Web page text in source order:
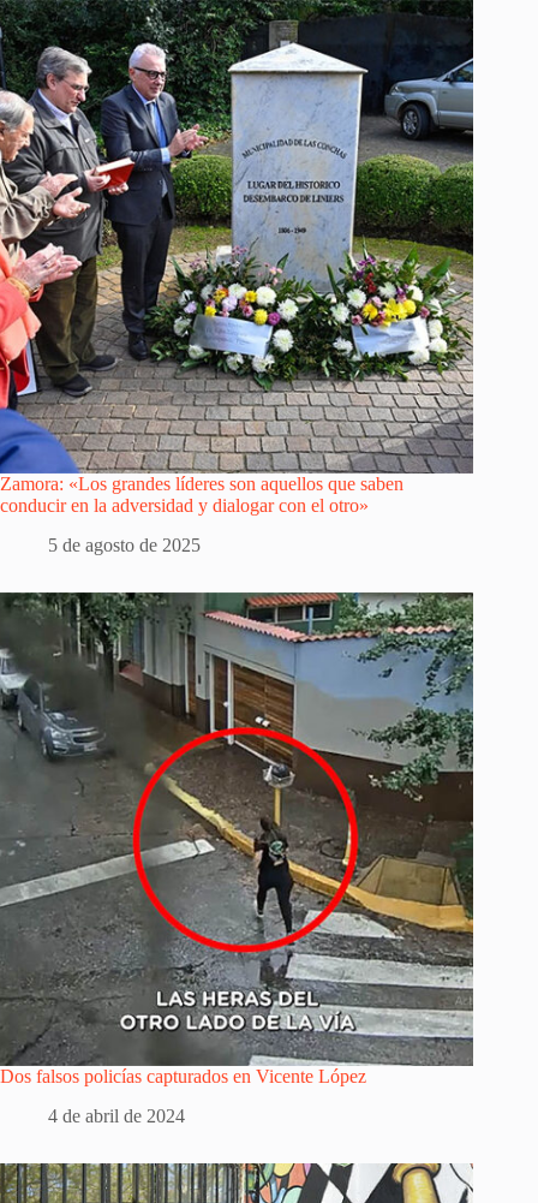
Zamora: «Los grandes líderes son aquellos que saben
conducir en la adversidad y dialogar con el otro»
5 de agosto de 2025
Dos falsos policías capturados en Vicente López
4 de abril de 2024